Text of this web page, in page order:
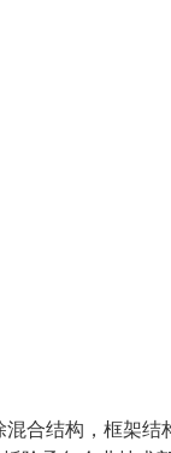
合结构，框架结